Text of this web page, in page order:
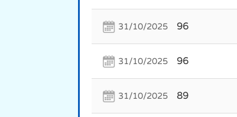
31/10/2025 96
31/10/2025 96
31/10/2025 89